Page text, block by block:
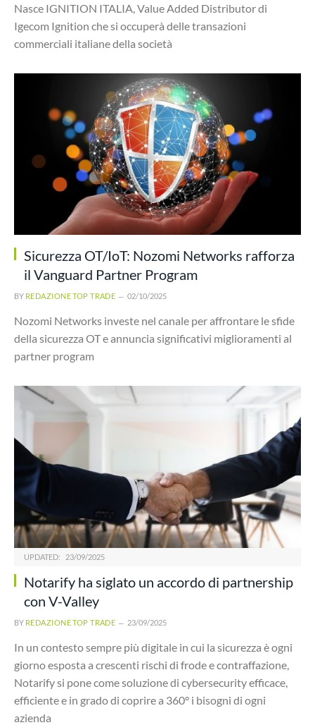
Nasce IGNITION ITALIA, Value Added Distributor di
Igecom Ignition che si occuperà delle transazioni
commerciali italiane della società
Sicurezza OT/IoT: Nozomi Networks rafforza
il Vanguard Partner Program
BY REDAZIONE TOP TRADE 02/10/2025
Nozomi Networks investe nel canale per affrontare le sfide
della sicurezza OT e annuncia significativi miglioramenti al
partner program
UPDATED: 23/09/2025
Notarify ha siglato un accordo di partnership
con V-Valley
BY REDAZIONE TOP TRADE 23/09/2025
In un contesto sempre più digitale in cui la sicurezza è ogni
giorno esposta a crescenti rischi di frode e contraffazione,
Notarify si pone come soluzione di cybersecurity efficace,
efficiente e in grado di coprire a 360° i bisogni di ogni
azienda